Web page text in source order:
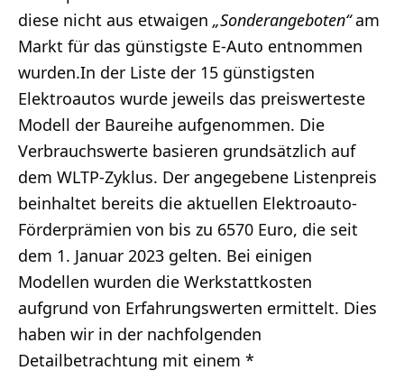
diese nicht aus etwaigen „Sonderangeboten“am
Markt für das günstigste E-Auto entnommen
wurden.In der Liste der 15 günstigsten
Elektroautos wurde jeweils das preiswerteste
Modell der Baureihe aufgenommen. Die
Verbrauchswerte basieren grundsätzlich auf
dem WLTP-Zyklus. Der angegebene Listenpreis
beinhaltet bereits die aktuellen Elektroauto-
Förderprämien von bis zu 6570 Euro, die seit
dem 1. Januar 2023 gelten. Bei einigen
Modellen wurden die Werkstattkosten
aufgrund von Erfahrungswerten ermittelt. Dies
haben wir in der nachfolgenden
Detailbetrachtung mit einem *